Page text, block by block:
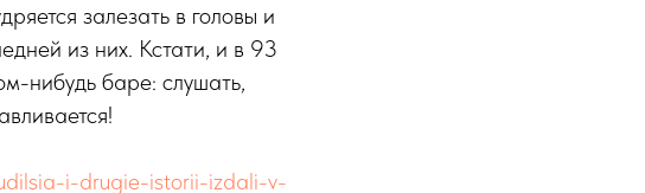
залезать в головы и
из них. Кстати, и в 93
нибудь баре: слушать,
i-drugie-istorii-izdali-v-